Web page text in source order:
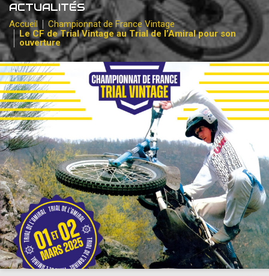
PARTENAIRES
ACTUALITÉS
Accueil
Championnat de France Vintage
Le CF de Trial Vintage au Trial de l’Amiral pour son
ouverture